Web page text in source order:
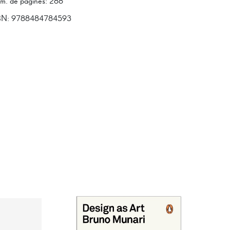
9788484784593